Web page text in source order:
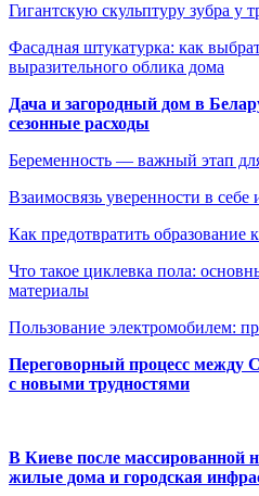
Гигантскую скульптуру зубра у
Фасадная штукатурка: как
выразительного облика дома
Дача и загородный дом в
сезонные расходы
Беременность — важный этап
Взаимосвязь уверенности в
Как предотвратить образование
Что такое циклевка пола:
материалы
Пользование электромобилем:
Переговорный процесс
с новыми трудностями
В Киеве после массированной
жилые дома и городская